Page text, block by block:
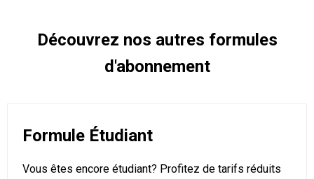
Découvrez nos autres formules
d'abonnement
Formule Étudiant
Vous êtes encore étudiant? Profitez de tarifs réduits